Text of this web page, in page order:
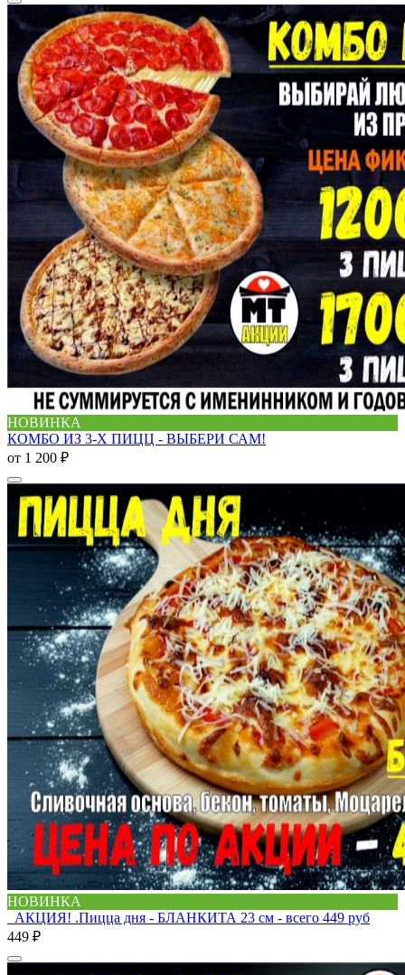
НОВИНКА
КОМБО ИЗ 3-Х ПИЦЦ - ВЫБЕРИ САМ!
от 1 200 ₽
НОВИНКА
_АКЦИЯ! .Пицца дня - БЛАНКИТА 23 см - всего 449 руб
449 ₽